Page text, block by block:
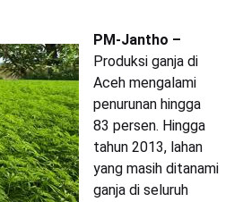
PM-Jantho –
Produksi ganja di
Aceh mengalami
penurunan hingga
83 persen. Hingga
tahun 2013, lahan
yang masih ditanami
ganja di seluruh